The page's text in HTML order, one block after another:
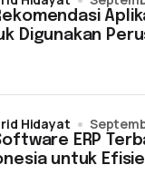
Digunakan
ERP
untuk
Hidayat